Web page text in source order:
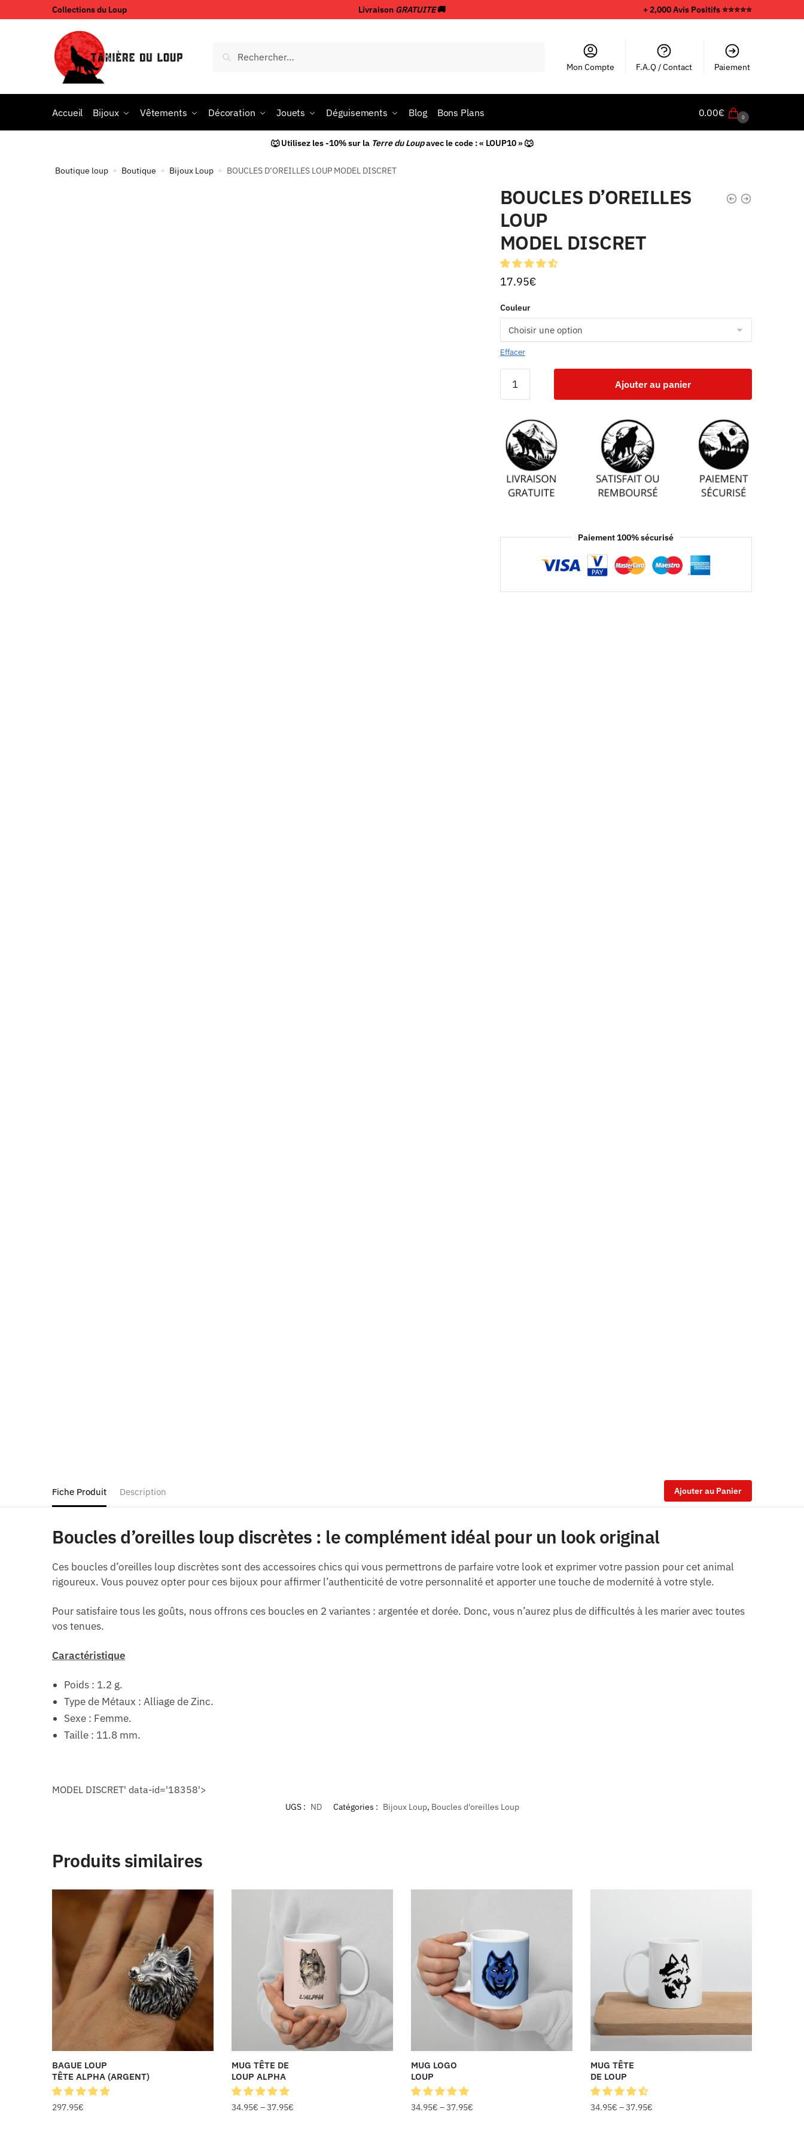
Collections du Loup Livraison GRATUITE🚚 + 2,000 Avis Positifs ⭐️⭐️⭐️⭐️⭐️
Mon Compte F.A.Q / Contact Paiement
Accueil Bijoux Vêtements Décoration Jouets Déguisements Blog Bons Plans 0.00€ 0
🐺 Utilisez les -10% sur la Terre du Loupavec le code : « LOUP10 » 🐺
Boutique loup » Boutique » Bijoux Loup » BOUCLES D’OREILLES LOUP MODEL DISCRET
BOUCLES D’OREILLES
LOUP
MODEL DISCRET
17.95€
Couleur
Effacer
Ajouter au panier
Paiement 100% sécurisé
Fiche Produit Description Ajouter au Panier
Boucles d’oreilles loup discrètes : le complément idéal pour un look original
Ces boucles d’oreilles loup discrètes sont des accessoires chics qui vous permettrons de parfaire votre look et exprimer votre passion pour cet animal
rigoureux. Vous pouvez opter pour ces bijoux pour affirmer l’authenticité de votre personnalité et apporter une touche de modernité à votre style.
Pour satisfaire tous les goûts, nous offrons ces boucles en 2 variantes : argentée et dorée. Donc, vous n’aurez plus de difficultés à les marier avec toutes
vos tenues.
Caractéristique
Poids : 1.2 g.
Type de Métaux : Alliage de Zinc.
Sexe : Femme.
Taille : 11.8 mm.
MODEL DISCRET' data-id='18358'>
UGS : ND Catégories : Bijoux Loup, Boucles d'oreilles Loup
Produits similaires
BAGUE LOUP
TÊTE ALPHA (ARGENT)
297.95€
MUG TÊTE DE
LOUP ALPHA
34.95€ –37.95€
MUG LOGO
LOUP
34.95€ –37.95€
MUG TÊTE
DE LOUP
34.95€ –37.95€